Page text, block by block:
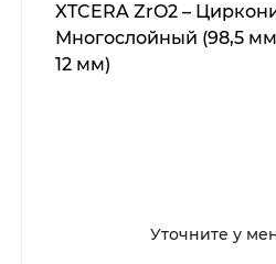
XTCERA ZrO2 –
Многослойный (98,5
12 мм)
Уточните у